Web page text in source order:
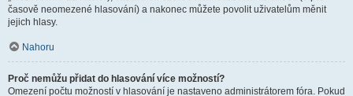
časově neomezené hlasování) a nakonec můžete povolit uživatelům měnit
jejich hlasy.
Nahoru
Proč nemůžu přidat do hlasování více možností?
Omezení počtu možností v hlasování je nastaveno administrátorem fóra. Pokud